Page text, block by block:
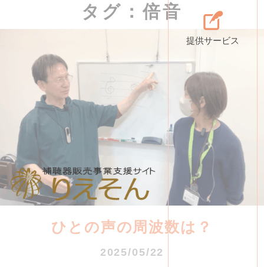
提供サービス
タグ：倍音
ひとの声の周波数は？
2025/05/22